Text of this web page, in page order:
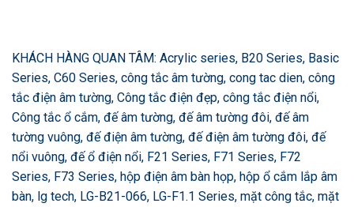
KHÁCH HÀNG QUAN TÂM: Acrylic series, B20 Series, Basic
Series, C60 Series, công tắc âm tường, cong tac dien, công
tắc điện âm tường, Công tắc điện đẹp, công tắc điện nổi,
Công tắc ổ cắm, đế âm tường, đế âm tường đôi, đế âm
tường vuông, đế điện âm tường, đế điện âm tường đôi, đế
nổi vuông, đế ổ điện nổi, F21 Series, F71 Series, F72
Series, F73 Series, hộp điện âm bàn họp, hộp ổ cắm lắp âm
bàn, lg tech, LG-B21-066, LG-F1.1 Series, mặt công tắc, mặt